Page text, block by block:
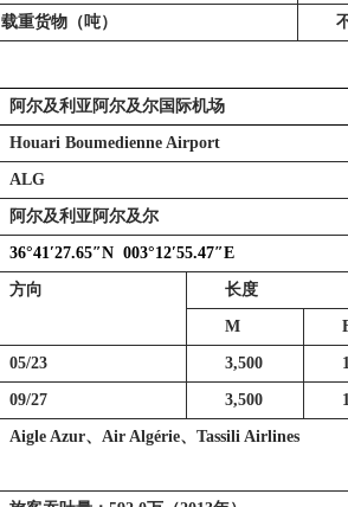
载重货物（吨）
阿尔及利亚阿尔及尔国际机场
Houari Boumedienne Airport
ALG
阿尔及利亚阿尔及尔
36°41′27.65″N 003°12′55.47″E
方向 长度
M
05/23 3,500
09/27 3,500
Aigle Azur、Air Algérie、Tassili Airlines